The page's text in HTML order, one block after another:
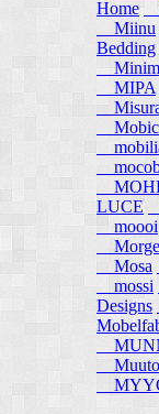
Home
Miinu
Bedding
MIPA
LUCE
moooi
Mosa
mossi
Designs
Muuto